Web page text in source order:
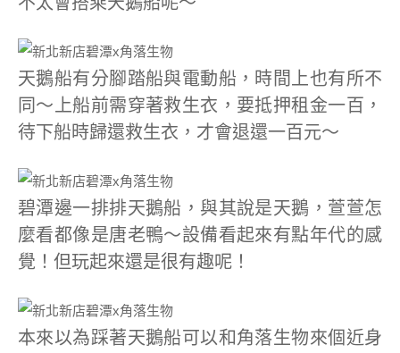
天鵝船有分腳踏船與電動船，時間上也有所不
同～上船前需穿著救生衣，要抵押租金一百，
待下船時歸還救生衣，才會退還一百元～
碧潭邊一排排天鵝船，與其說是天鵝，萱萱怎
麼看都像是唐老鴨～設備看起來有點年代的感
覺！但玩起來還是很有趣呢！
本來以為踩著天鵝船可以和角落生物來個近身